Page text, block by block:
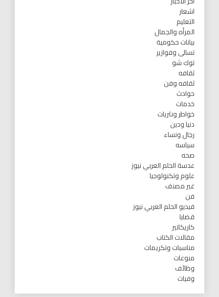
اشعار
التعليم
المرأه والجمال
بيانات حكومية
تسالى وفوازير
توك شو
ثقافه
ثقافه وفن
حوادث
خدمات
خواطر ونثريات
دنيا ودين
رجال ونساء
سياسه
صحه
عدسة الحلم العربي نيوز
علوم وتكنولوجيا
غير مصنف
فن
فيديو الحلم العربي نيوز
قضايا
كاريكاتير
مقالات الكتاب
مناسبات وتكريمات
منوعات
وظائف
وفيات